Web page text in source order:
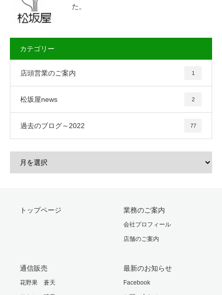
た。
カテゴリー
店頭営業のご案内 1
松坂屋news 2
過去のブログ～2022 77
トップページ 業務のご案内
会社プロフィール
店舗のご案内
通信販売
花野果 蒼天
最新のお知らせ
Facebook